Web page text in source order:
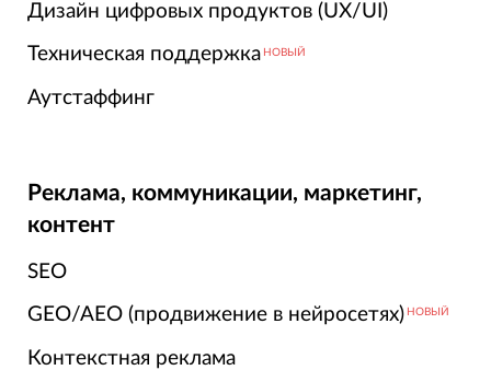
Дизайн цифровых продуктов (UX/UI)
Техническая поддержка НОВЫЙ
Аутстаффинг
Реклама, коммуникации, маркетинг,
контент
SEO
GEO/AEO (продвижение в нейросетях) НОВЫЙ
Контекстная реклама